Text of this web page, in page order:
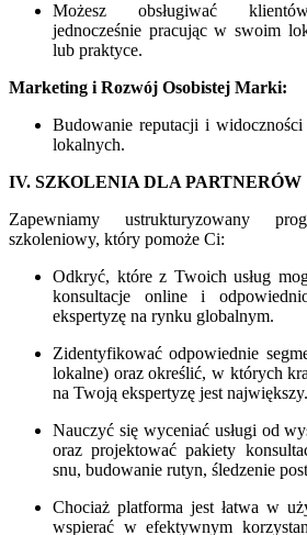
Możesz obsługiwać
jednocześnie pracując w swoim
lub praktyce.
Marketing i Rozwój Osobistej Marki:
Budowanie reputacji i
lokalnych.
IV. SZKOLENIA DLA PARTNERÓW
Zapewniamy ustrukturyzowany
szkoleniowy, który pomoże Ci:
Odkryć, które z Twoich usług
konsultacje online i
ekspertyzę na rynku globalnym.
Zidentyfikować odpowiednie
lokalne) oraz określić, w których
na Twoją ekspertyzę jest największy.
Nauczyć się wyceniać usługi od
oraz projektować pakiety
snu, budowanie rutyn, śledzenie
Chociaż platforma jest łatwa w
wspierać w efektywnym